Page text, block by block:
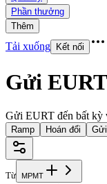
Phần thưởng
Thêm
Tải xuống Kết nối
Gửi EURT
Gửi EURT đến bất kỳ
Ramp Hoán đổi Gửi
Từ MPMT